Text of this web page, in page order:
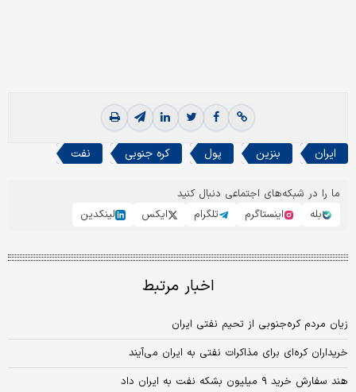
ایران بنزین پول کره جنوبی نفت
ما را در شبکه‌های اجتماعی دنبال کنید
بله
اینستاگرم تلگرام ایکس لینکدین
اخبار مرتبط
زیان مردم کره‌جنوبی از تحیم نفتی ایران
خریداران کره‌ای برای مذاکرات نفتی به ایران می‌آیند
هند سفارش خرید ۹ میلیون بشکه نفت به ایران داد